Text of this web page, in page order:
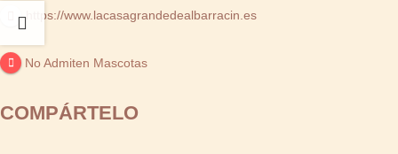
https://www.lacasagrandedealbarracin.es
No Admiten Mascotas
COMPÁRTELO